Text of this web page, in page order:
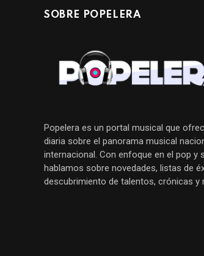
SOBRE POPELERA
Popelera es un portal musical que
diaria sobre el panorama musical
internacional. Con enfoque en el pop y
hablamos sobre novedades, listas de
descubrimiento de talentos, crónicas y